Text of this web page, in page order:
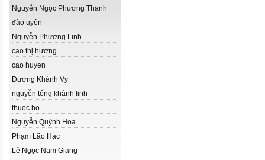
Nguyễn Ngọc Phương Thanh
đào uyên
Nguyễn Phương Linh
cao thị hương
cao huyen
Dương Khánh Vy
nguyễn tống khánh linh
thuoc ho
Nguyễn Quỳnh Hoa
Phạm Lão Hạc
Lê Ngọc Nam Giang